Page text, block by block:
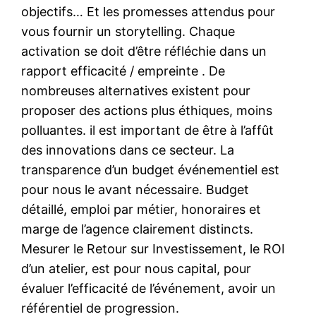
objectifs… Et les promesses attendus pour
vous fournir un storytelling. Chaque
activation se doit d’être réfléchie dans un
rapport efficacité / empreinte . De
nombreuses alternatives existent pour
proposer des actions plus éthiques, moins
polluantes. il est important de être à l’affût
des innovations dans ce secteur. La
transparence d’un budget événementiel est
pour nous le avant nécessaire. Budget
détaillé, emploi par métier, honoraires et
marge de l’agence clairement distincts.
Mesurer le Retour sur Investissement, le ROI
d’un atelier, est pour nous capital, pour
évaluer l’efficacité de l’événement, avoir un
référentiel de progression.